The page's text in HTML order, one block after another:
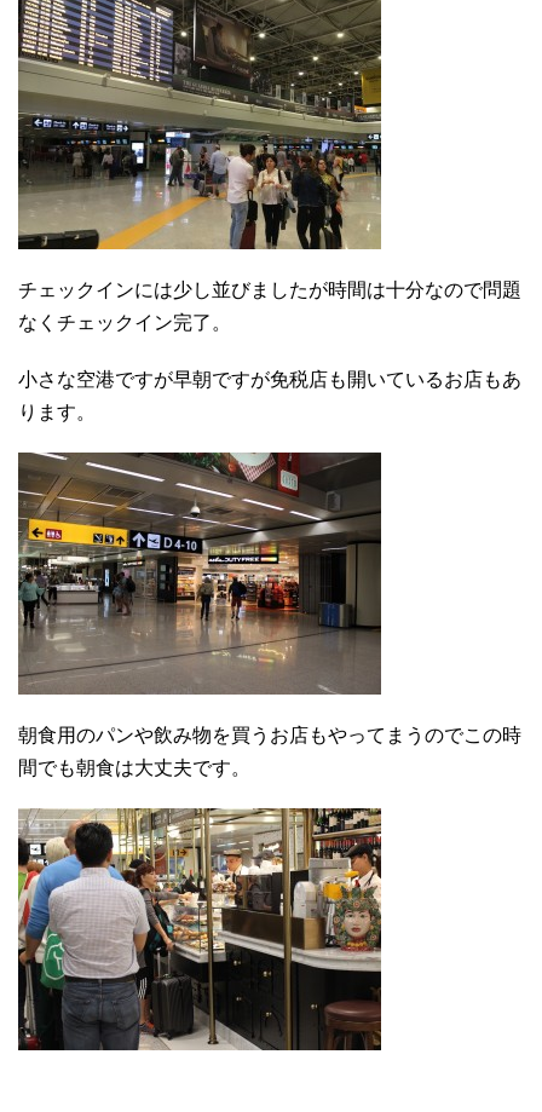
チェックインには少し並びましたが時間は十分なので問題
なくチェックイン完了。
小さな空港ですが早朝ですが免税店も開いているお店もあ
ります。
朝食用のパンや飲み物を買うお店もやってまうのでこの時
間でも朝食は大丈夫です。